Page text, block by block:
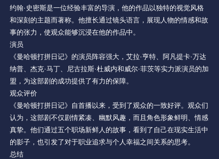
约翰·史密斯是一位经验丰富的导演，他的作品以独特的视觉风格
和深刻的主题而著称。他擅长通过镜头语言，展现人物的情感和故
事的张力，使观众能够沉浸在他的作品中。
演员
《曼哈顿打拼日记》的演员阵容强大，艾拉·亨特、阿凡提卡·万达
纳普、杰克·马丁、尼古拉斯·杜威内和威尔·菲茨等实力派演员的加
盟，为这部剧的成功提供了有力的保障。
观众评价
《曼哈顿打拼日记》自首播以来，受到了观众的一致好评。观众们
认为，这部剧不仅剧情紧凑、幽默风趣，而且角色形象鲜明、情感
真挚。他们通过五个职场新鲜人的故事，看到了自己在现实生活中
的影子，也引发了对于职业追求与个人幸福之间关系的思考。
总结